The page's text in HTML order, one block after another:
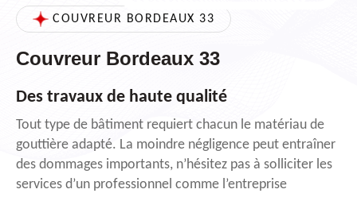
COUVREUR BORDEAUX 33
Couvreur Bordeaux 33
Des travaux de haute qualité
Tout type de bâtiment requiert chacun le matériau de
gouttière adapté. La moindre négligence peut entraîner
des dommages importants, n’hésitez pas à solliciter les
services d’un professionnel comme l’entreprise